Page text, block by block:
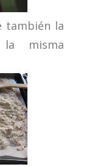
también la
misma